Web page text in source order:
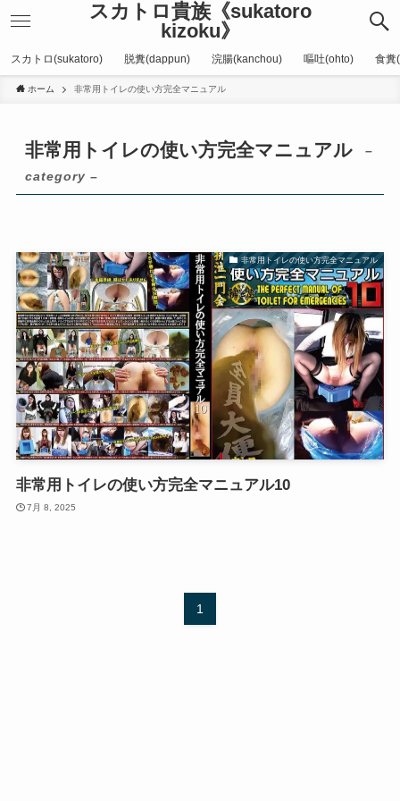
スカトロ貴族《sukatoro
kizoku》
スカトロ(sukatoro) 脱糞(dappun) 浣腸(kanchou) 嘔吐(ohto) 食糞
ホーム 非常用トイレの使い方完全マニュアル
非常用トイレの使い方完全マニュアル
–
category –
非常用トイレの使い方完全マニュアル
非常用トイレの使い方完全マニュアル10
7月 8, 2025
1